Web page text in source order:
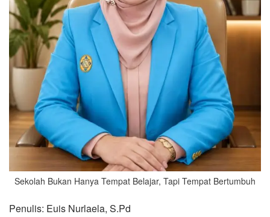
Sekolah Bukan Hanya Tempat Belajar, Tapi Tempat Bertumbuh
Penulis: Euis Nurlaela, S.Pd